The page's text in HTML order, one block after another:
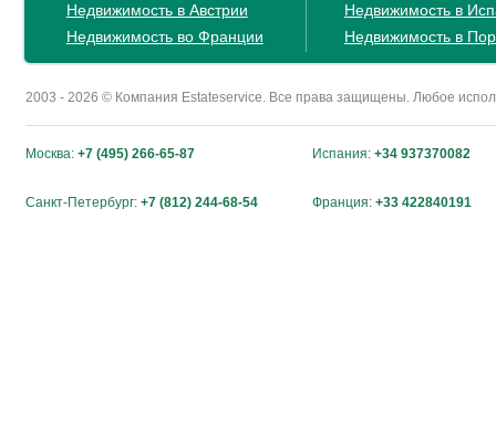
Недвижимость в Австрии
Недвижимость во Франции
Недвижимость в
Недвижимость в
2003 - 2026 © Компания Estateservice. Все права защищены. Любое
Москва: +7 (495) 266-65-87 Испания: +34 937370082
Санкт-Петербург: +7 (812) 244-68-54 Франция: +33 422840191